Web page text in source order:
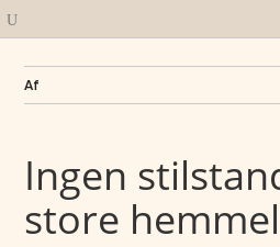
Af
Ingen
store